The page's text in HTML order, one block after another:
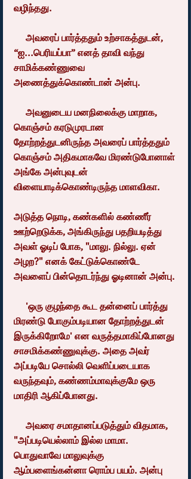
வழிந்தது.
“ஐ...பெரியப்பா” எனத் தாவி வந்து
சாமிக்கண்ணுவை
அணைத்துக்கொண்டான் அன்பு.
கொஞ்சம் கரடுமுரடான
தோற்றத்துடனிருந்த அவரைப் பார்த்ததும்
கொஞ்சம் அதிகமாகவே மிரண்டுபோனாள்
அங்கே அன்புவுடன்
விளையாடிக்கொண்டிருந்த மாளவிகா.
அடுத்த நொடி, கண்களில் கண்ணீர்
ஊற்றெடுக்க, அங்கிருந்து பதறியடித்து
அவள் ஓடிப் போக, "மாலு. நில்லு. ஏன்
அழற?" எனக் கேட்டுக்கொண்டே
அவளைப் பின்தொடர்ந்து ஓடினான் அன்பு.
மிரண்டு போகும்படியான தோற்றத்துடன்
இருக்கிறோமே' என வருத்தமாகிப்போனது
சாசமிக்கண்ணுவுக்கு. அதை அவர்
அப்படியே சொல்லி வெளிப்படையாக
வருந்தவும், கண்ணம்மாவுக்குமே ஒரு
மாதிரி ஆகிப்போனது.
"அப்படியெல்லாம் இல்ல மாமா.
பொதுவாவே மாலுவுக்கு
ஆம்பளைங்கன்னா ரொம்ப பயம். அன்பு